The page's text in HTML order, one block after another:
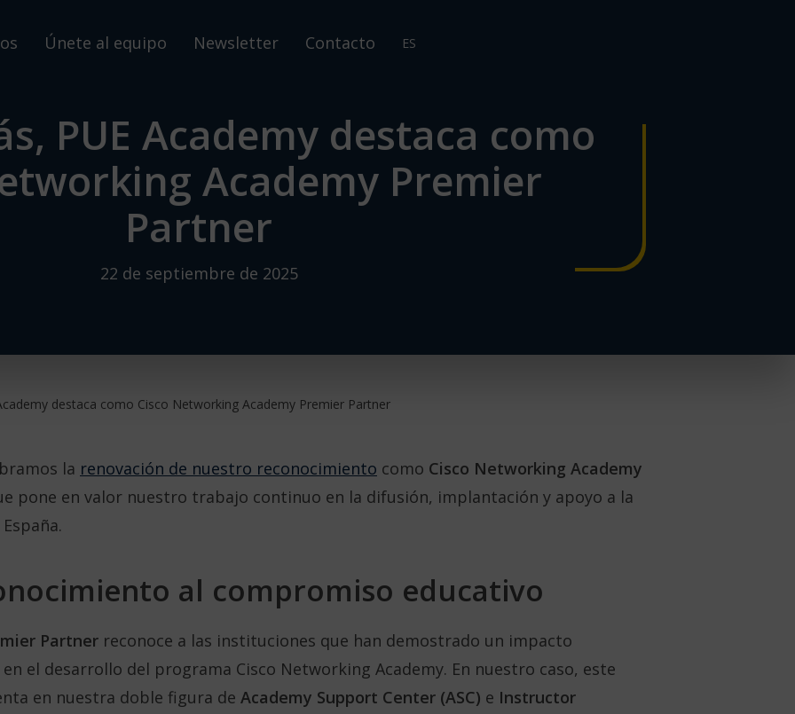
Únete al equipo Newsletter Contacto ES
PUE Academy destaca como
Academy Premier
Partner
22 de septiembre de 2025
destaca como Cisco Networking Academy Premier Partner
la renovación de nuestro reconocimiento como Cisco Networking Academy
pone en valor nuestro trabajo continuo en la difusión, implantación y apoyo a la
al compromiso educativo
Partner reconoce a las instituciones que han demostrado un impacto
el desarrollo del programa Cisco Networking Academy. En nuestro caso, este
en nuestra doble figura de Academy Support Center (ASC) e Instructor